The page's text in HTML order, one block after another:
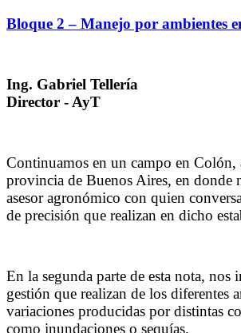
Bloque 2 – Manejo por ambientes
Ing. Gabriel Tellería
Director - AyT
Continuamos en un campo en Colón,
provincia de Buenos Aires, en donde
asesor agronómico con quien
de precisión que realizan en dicho
En la segunda parte de esta nota, nos
gestión que realizan de los diferentes
variaciones producidas por distintas
como inundaciones o sequías.